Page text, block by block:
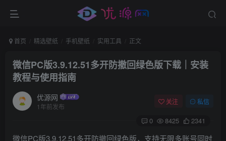
首页 精选壁纸 手机壁纸 实用工具 正文
微信PC版3.9.12.51多开防撤回绿色版下载｜安装
教程与使用指南
优源网
1年前发布
关注 私信
0 8425 2341
微信PC版3.9.12.51多开防撤回绿色版，支持无限多账号同时